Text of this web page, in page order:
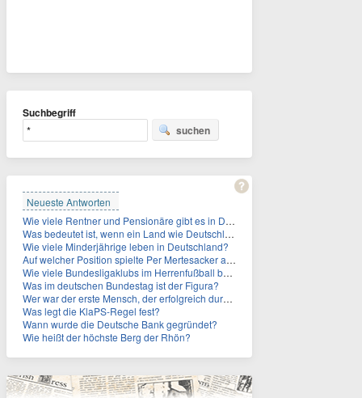
Suchbegriff
suchen
Neueste Antworten
Wie viele Rentner und Pensionäre gibt es in Deutschland aktuell?
Was bedeutet ist, wenn ein Land wie Deutschland ein Demographieproblem hat?
Wie viele Minderjährige leben in Deutschland?
Auf welcher Position spielte Per Mertesacker als Fußballer?
Wie viele Bundesligaklubs im Herrenfußball befinden sich in NRW?
Was im deutschen Bundestag ist der Figura?
Wer war der erste Mensch, der erfolgreich durch den Ärmelkanal schwamm?
Was legt die KlaPS-Regel fest?
Wann wurde die Deutsche Bank gegründet?
Wie heißt der höchste Berg der Rhön?